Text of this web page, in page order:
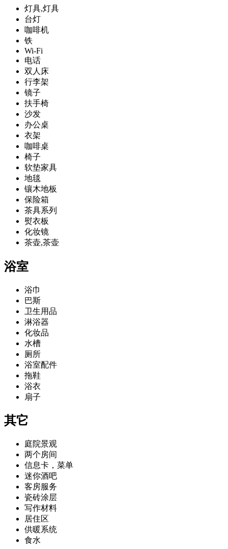
灯具,灯具
台灯
咖啡机
铁
Wi-Fi
电话
双人床
行李架
镜子
扶手椅
沙发
办公桌
衣架
咖啡桌
椅子
软垫家具
地毯
镶木地板
保险箱
茶具系列
熨衣板
化妆镜
茶壶,茶壶
浴室
浴巾
巴斯
卫生用品
淋浴器
化妆品
水槽
厕所
浴室配件
拖鞋
浴衣
扇子
其它
庭院景观
两个房间
信息卡，菜单
迷你酒吧
客房服务
瓷砖涂层
写作材料
居住区
供暖系统
食水